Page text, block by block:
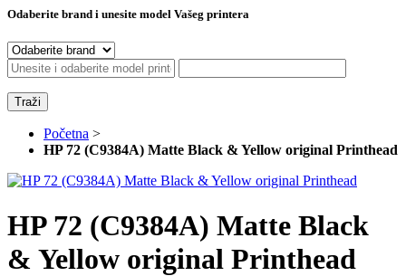
Odaberite brand i unesite model Vašeg printera
Traži
Početna >
HP 72 (C9384A) Matte Black & Yellow original Printhead
HP 72 (C9384A) Matte Black
& Yellow original Printhead